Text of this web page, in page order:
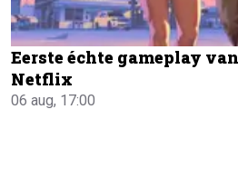
Eerste échte gameplay
Netflix
06 aug, 17:00